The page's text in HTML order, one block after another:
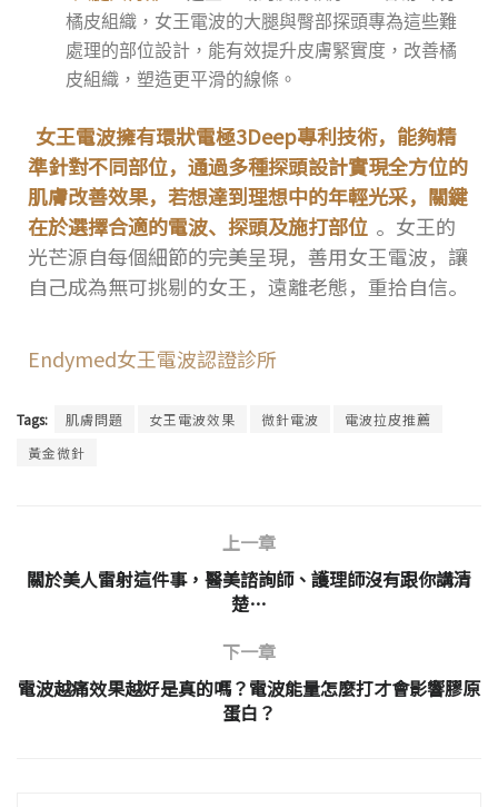
橘皮組織，女王電波的大腿與臀部探頭專為這些難
處理的部位設計，能有效提升皮膚緊實度，改善橘
皮組織，塑造更平滑的線條。
女王電波擁有環狀電極3Deep專利技術，能夠精
準針對不同部位，通過多種探頭設計實現全方位的
肌膚改善效果，若想達到理想中的年輕光采，關鍵
在於選擇合適的電波、探頭及施打部位 。女王的
光芒源自每個細節的完美呈現，善用女王電波，讓
自己成為無可挑剔的女王，遠離老態，重拾自信。
Endymed女王電波認證診所
Tags: 肌膚問題 女王電波效果 微針電波
電波拉皮推薦
黃金微針
上一章
關於美人雷射這件事，醫美諮詢師、護理師沒有跟你講清
楚…
下一章
電波越痛效果越好是真的嗎？電波能量怎麼打才會影響膠原
蛋白？